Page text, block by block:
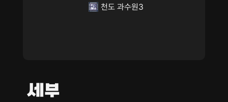
천도 과수원3
세부